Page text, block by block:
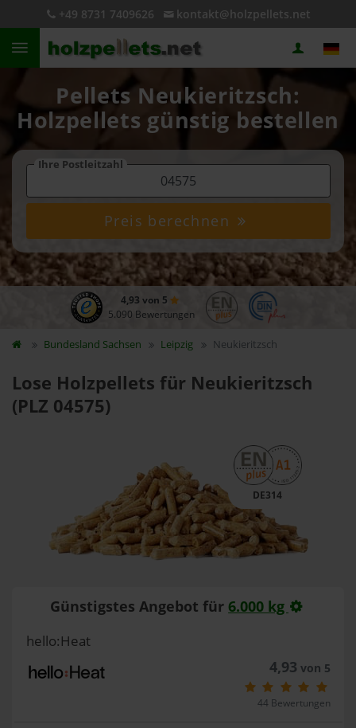
+49 8731 7409626 kontakt@holzpellets.net
Pellets Neukieritzsch:
Holzpellets günstig bestellen
Ihre Postleitzahl
Preis berechnen
4,93 von 5
5.090 Bewertungen
Bundesland Sachsen Leipzig Neukieritzsch
Lose Holzpellets für Neukieritzsch
(PLZ 04575)
DE314
Günstigstes Angebot für 6.000 kg
hello:Heat
4,93 von 5
44 Bewertungen